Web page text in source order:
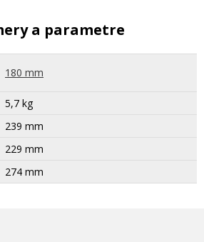
a parametre
180 mm
5,7 kg
239 mm
229 mm
274 mm